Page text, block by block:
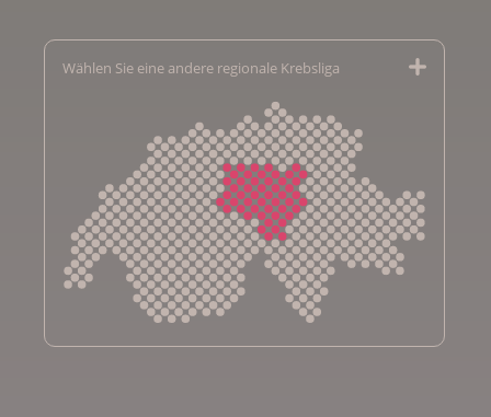
Wählen Sie eine andere regionale Krebsliga